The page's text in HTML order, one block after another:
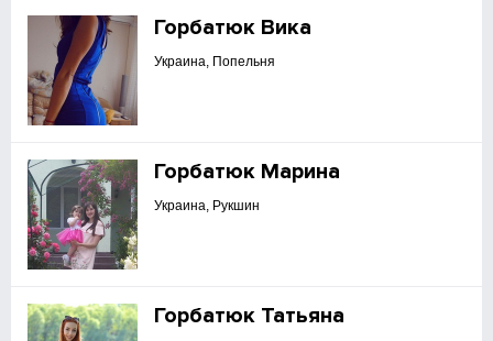
Горбатюк Вика
Украина, Попельня
Горбатюк Марина
Украина, Рукшин
Горбатюк Татьяна